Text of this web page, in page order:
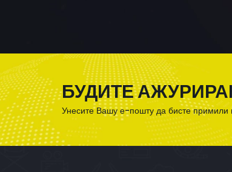
БУДИТЕ
Унесите Вашу е-пошту да бисте примили